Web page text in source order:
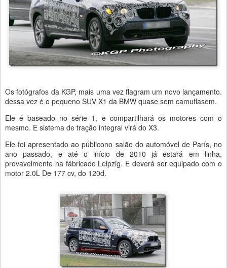
Os fotógrafos da KGP, mais uma vez flagram um novo lançamento.
dessa vez é o pequeno SUV X1 da BMW quase sem camuflasem.
Ele é baseado no série 1, e compartilhará os motores com o
mesmo. E sistema de tração integral virá do X3.
Ele foi apresentado ao públicono salão do automóvel de París, no
ano passado, e até o início de 2010 já estará em linha,
provavelmente na fábricade Leipzig. E deverá ser equipado com o
motor 2.0L De 177 cv, do 120d.